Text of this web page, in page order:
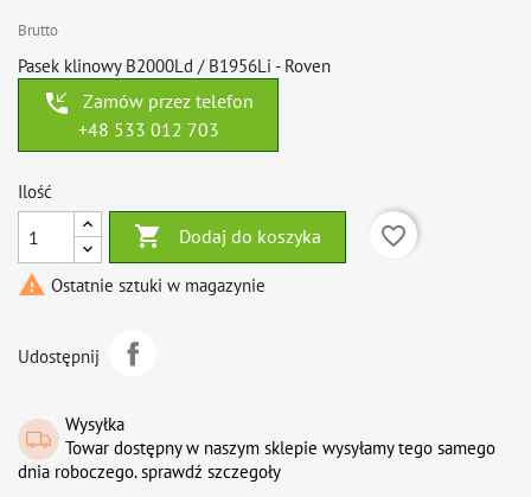
Brutto
Pasek klinowy B2000Ld / B1956Li - Roven
phone_callback
Zamów przez telefon
+48 533 012 703
Ilość
 Dodaj do koszyka
favorite_border
 Ostatnie sztuki w magazynie
Udostępnij
Wysyłka
Towar dostępny w naszym sklepie wysyłamy tego samego
dnia roboczego. sprawdź szczegoły